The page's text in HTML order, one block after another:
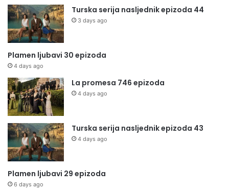
Turska serija nasljednik epizoda 44
3 days ago
Plamen ljubavi 30 epizoda
4 days ago
La promesa 746 epizoda
4 days ago
Turska serija nasljednik epizoda 43
4 days ago
Plamen ljubavi 29 epizoda
6 days ago